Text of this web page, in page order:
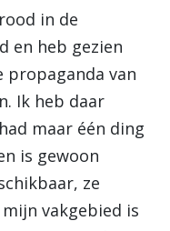
in de
en heb gezien
propaganda van
Ik heb daar
maar één ding
is gewoon
ze
vakgebied is